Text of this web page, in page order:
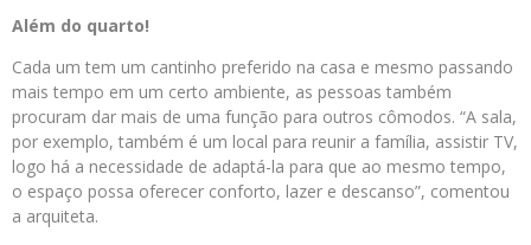
Além do quarto!
Cada um tem um cantinho preferido na casa e mesmo passando
mais tempo em um certo ambiente, as pessoas também
procuram dar mais de uma função para outros cômodos. “A sala,
por exemplo, também é um local para reunir a família, assistir TV,
logo há a necessidade de adaptá-la para que ao mesmo tempo,
o espaço possa oferecer conforto, lazer e descanso”, comentou
a arquiteta.